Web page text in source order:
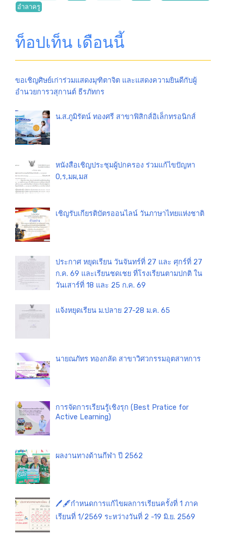
อำลาครู
ท็อปเท็น เดือนนี้
ขอเชิญศิษย์เก่าร่วมแสดงมุฑิตาจิต และแสดงความยินดีกับผู้
อำนวยการวสุกานต์ ธีรภัทกร
น.ส.ภูมิรัตน์ ทองศรี สาขาฟิสิกส์อิเล็กทรอนิกส์
หนังสือเชิญประชุมผู้ปกครอง ร่วมแก้ไขปัญหา
0,ร,มผ,มส
เชิญรับเกียรติบัตรออนไลน์ วันภาษาไทยแห่งชาติ
ประกาศ หยุดเรียน วันจันทร์ที่ 27 และ ศุกร์ที่ 27
ก.ค. 69 และเรียนชดเชย ที่โรงเรียนตามปกติ ใน
วันเสาร์ที่ 18 และ 25 ก.ค. 69
แจ้งหยุดเรียน ม.ปลาย 27-28 ม.ค. 65
นายณภัทร ทองกลัด สาขาวิศวกรรมอุตสาหการ
การจัดการเรียนรู้เชิงรุก (Best Pratice for
Active Learning)
ผลงานทางด้านกีฬา ปี 2562
🖊️🖋️กำหนดการแก้ไขผลการเรียนครั้งที่ 1 ภาค
เรียนที่ 1/2569 ระหว่างวันที่ 2 -19 มิ.ย. 2569